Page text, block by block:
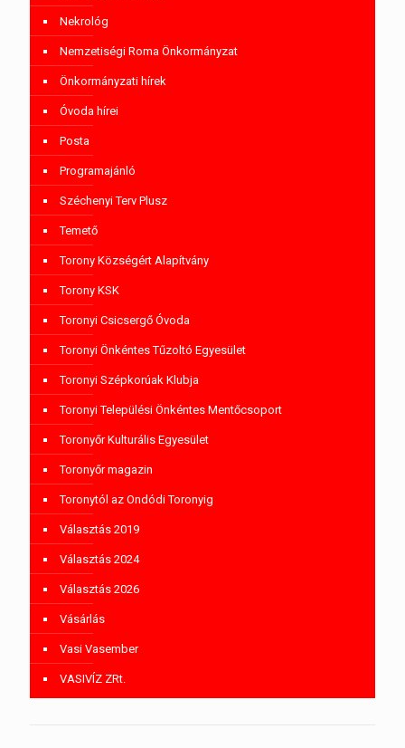
Nekrológ
Nemzetiségi Roma Önkormányzat
Önkormányzati hírek
Óvoda hírei
Posta
Programajánló
Széchenyi Terv Plusz
Temető
Torony Községért Alapítvány
Torony KSK
Toronyi Csicsergő Óvoda
Toronyi Önkéntes Tűzoltó Egyesület
Toronyi Szépkorúak Klubja
Toronyi Települési Önkéntes Mentőcsoport
Toronyőr Kulturális Egyesület
Toronyőr magazin
Toronytól az Ondódi Toronyig
Választás 2019
Választás 2024
Választás 2026
Vásárlás
Vasi Vasember
VASIVÍZ ZRt.